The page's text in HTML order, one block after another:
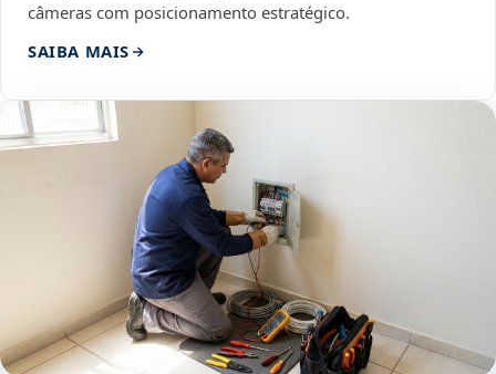
câmeras com posicionamento estratégico.
SAIBA MAIS